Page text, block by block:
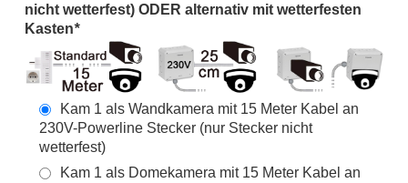
nicht wetterfest) ODER alternativ mit wetterfesten
Kasten*
Kam 1 als Wandkamera mit 15 Meter Kabel an
230V-Powerline Stecker (nur Stecker nicht
wetterfest)
Kam 1 als Domekamera mit 15 Meter Kabel an